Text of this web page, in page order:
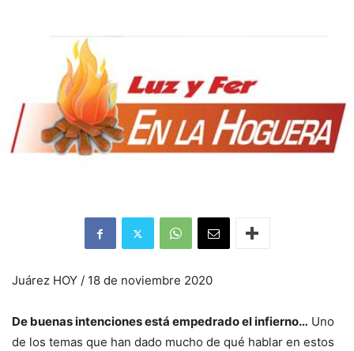
Juárez HOY / 18 de noviembre 2020
De buenas intenciones está empedrado el infierno… Uno
de los temas que han dado mucho de qué hablar en estos